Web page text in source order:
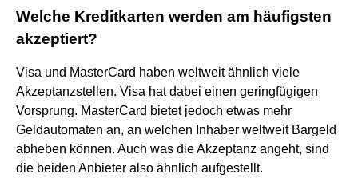
Welche Kreditkarten werden am häufigsten
akzeptiert?
Visa und MasterCard haben weltweit ähnlich viele
Akzeptanzstellen. Visa hat dabei einen geringfügigen
Vorsprung. MasterCard bietet jedoch etwas mehr
Geldautomaten an, an welchen Inhaber weltweit Bargeld
abheben können. Auch was die Akzeptanz angeht, sind
die beiden Anbieter also ähnlich aufgestellt.